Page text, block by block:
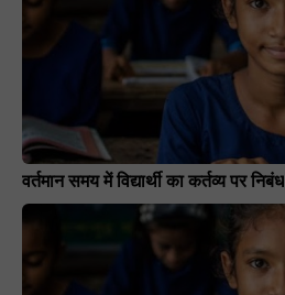
वर्तमान समय में विद्यार्थी का कर्तव्य पर निबंध